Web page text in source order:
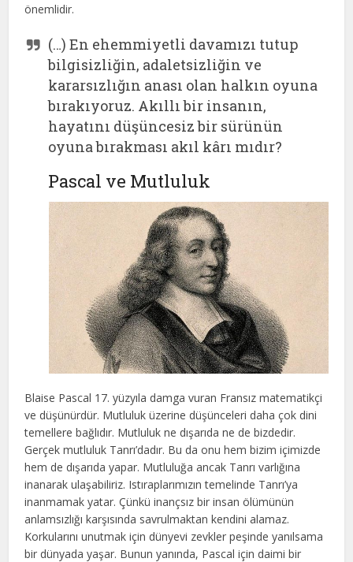
önemlidir.
(…) En ehemmiyetli davamızı tutup
bilgisizliğin, adaletsizliğin ve
kararsızlığın anası olan halkın oyuna
bırakıyoruz. Akıllı bir insanın,
hayatını düşüncesiz bir sürünün
oyuna bırakması akıl kârı mıdır?
Pascal ve Mutluluk
Blaise Pascal 17. yüzyıla damga vuran Fransız matematikçi
ve düşünürdür. Mutluluk üzerine düşünceleri daha çok dini
temellere bağlıdır. Mutluluk ne dışarıda ne de bizdedir.
Gerçek mutluluk Tanrı’dadır. Bu da onu hem bizim içimizde
hem de dışarıda yapar. Mutluluğa ancak Tanrı varlığına
inanarak ulaşabiliriz. Istıraplarımızın temelinde Tanrı’ya
inanmamak yatar. Çünkü inançsız bir insan ölümünün
anlamsızlığı karşısında savrulmaktan kendini alamaz.
Korkularını unutmak için dünyevi zevkler peşinde yanılsama
bir dünyada yaşar. Bunun yanında, Pascal için daimi bir